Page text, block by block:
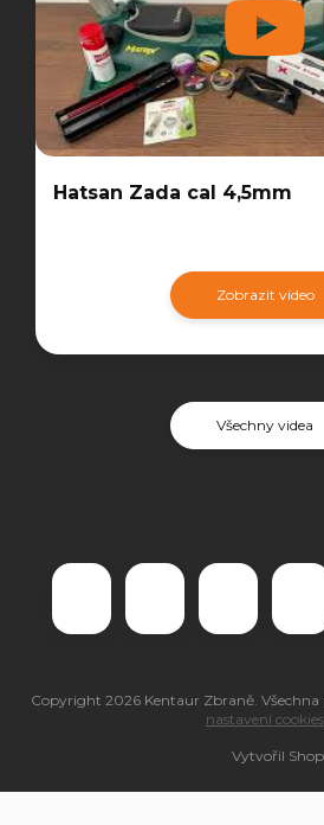
Hatsan Zada cal 4,5mm
Zobrazit video
Všechny videa
Vytvořil
Copyright 2026 Kentaur Zbraně.
nastavení cookies